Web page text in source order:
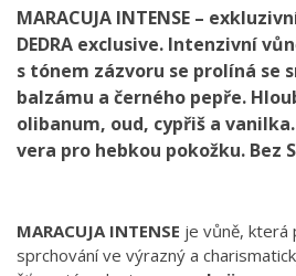
MARACUJA INTENSE –
DEDRA exclusive. Intenzivní
s tónem zázvoru se prolíná se
balzámu a černého pepře.
olibanum, oud, cypřiš a
vera pro hebkou pokožku. Bez
MARACUJA INTENSE je vůně, která
sprchování ve výrazný a